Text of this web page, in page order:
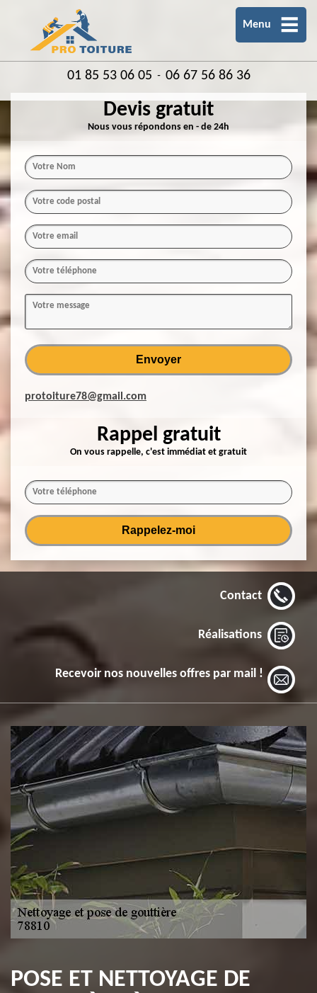
Menu
01 85 53 06 05 - 06 67 56 86 36
Devis gratuit
Nous vous répondons en - de 24h
protoiture78@gmail.com
Rappel gratuit
On vous rappelle, c'est immédiat et gratuit
Contact
Réalisations
Recevoir nos nouvelles offres par mail !
POSE ET NETTOYAGE DE